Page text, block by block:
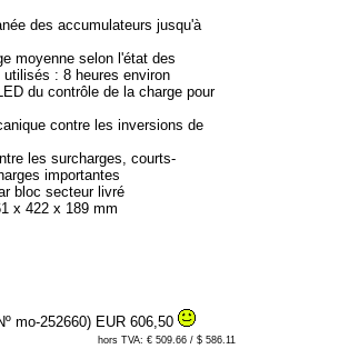
des accumulateurs jusqu'à
moyenne selon l'état des
: 8 heures environ
du contrôle de la charge pour
contre les inversions de
les surcharges, courts-
importantes
bloc secteur livré
x 422 x 189 mm
mo-252660) EUR 606,50
hors TVA: € 509.66 / $ 586.11